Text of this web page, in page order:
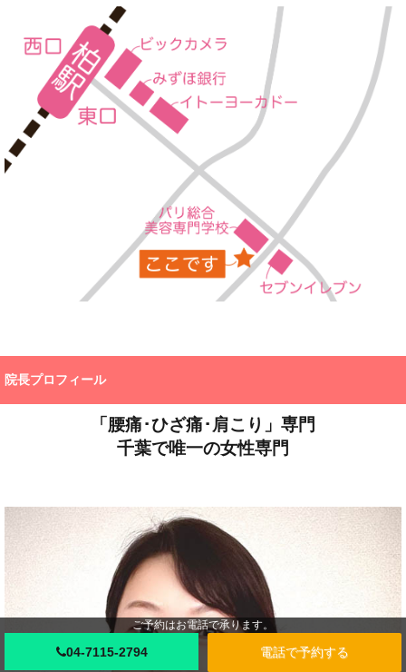
ご予約はお電話で承ります。
04-7115-2794 電話で予約する
院長プロフィール
「腰痛･ひざ痛･肩こり」専門
千葉で唯一の女性専門